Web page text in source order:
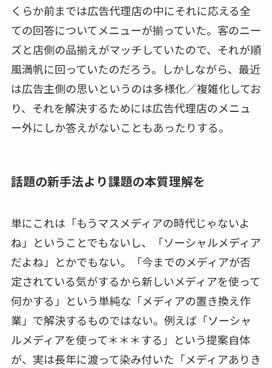
くらか前までは広告代理店の中にそれに応える全
ての回答についてメニューが揃っていた。客のニー
ズと店側の品揃えがマッチしていたので、それが順
風満帆に回っていたのだろう。しかしながら、最近
は広告主側の思いというのは多様化／複雑化してお
り、それを解決するためには広告代理店のメニュ
ー外にしか答えがないこともあったりする。
話題の新手法より課題の本質理解を
単にこれは「もうマスメディアの時代じゃないよ
ね」ということでもないし、「ソーシャルメディア
だよね」とかでもない。「今までのメディアが否
定されている気がするから新しいメディアを使って
何かする」という単純な「メディアの置き換え作
業」で解決するものではない。例えば「ソーシャ
ルメディアを使って＊＊＊する」という提案自体
が、実は長年に渡って染み付いた「メディアありき